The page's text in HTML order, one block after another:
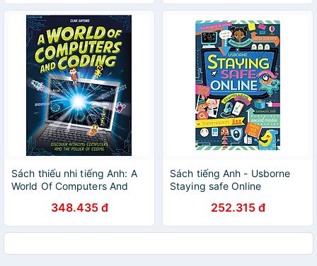
Sách thiếu nhi tiếng Anh: A
World Of Computers And
348.435 đ
Sách tiếng Anh - Usborne
Staying safe Online
252.315 đ